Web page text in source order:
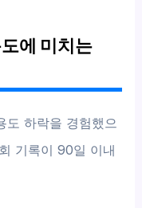
에 미치는
하락을 경험했으
기록이 90일 이내